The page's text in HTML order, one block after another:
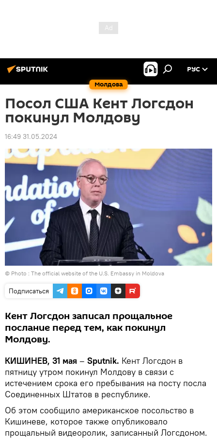
Молдова
РУС
Посол США Кент Логсдон
покинул Молдову
16:49 31.05.2024
© Photo : The official website of the U.S. Embassy in Moldova
Подписаться
Кент Логсдон записал прощальное
послание перед тем, как покинул
Молдову.
КИШИНЕВ, 31 мая – Sputnik. Кент Логсдон в
пятницу утром покинул Молдову в связи с
истечением срока его пребывания на посту посла
Соединенных Штатов в республике.
Об этом сообщило американское посольство в
Кишиневе, которое также опубликовало
прощальный видеоролик, записанный Логсдоном.